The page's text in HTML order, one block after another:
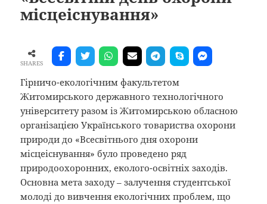
місцеіснування»
SHARES
Гірничо-екологічним факультетом
Житомирського державного технологічного
університету разом із Житомирською обласною
організацією Українського товариства охорони
природи до «Всесвітнього дня охорони
місцеіснування» було проведено ряд
природоохоронних, еколого-освітніх заходів.
Основна мета заходу – залучення студентської
молоді до вивчення екологічних проблем, що